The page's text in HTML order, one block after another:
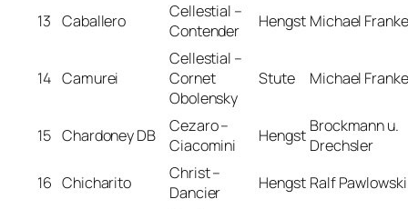
13 Caballero
Cellestial –
Contender
Hengst Michael Franke
14 Camurei
Cellestial –
Cornet
Obolensky
Stute Michael Franke
15 Chardoney DB
Cezaro –
Ciacomini
Hengst Brockmann u.
Drechsler
16 Chicharito
Christ –
Dancier
Hengst Ralf Pawlowski